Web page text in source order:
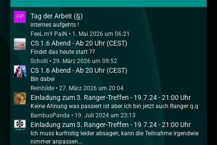
Tag der Arbeit (§)
internes aufgehts !
FeeL mY PaiN
1. Mai 2026 um 06:21
CS 1.6 Abend - Ab 20 Uhr (CEST)
Findet das heute statt ??
Scholli
29. März 2026 um 09:52
CS 1.6 Abend - Ab 20 Uhr (CEST)
Bin dabei
Reinhilde
27. März 2026 um 20:04
Einladung zum 3. Ranger-Treffen - 19.7.24 - 21:00 Uhr
Keine Ahnung was passiert ist aber ich bin jetzt auch Ranger q.q
BambusPanda
19. Juli 2024 um 23:13
Einladung zum 3. Ranger-Treffen - 19.7.24 - 21:00 Uhr
Ich muss kurfristig leider absagen, kann die Teilnahme irgendwie
nimmer anpassen...